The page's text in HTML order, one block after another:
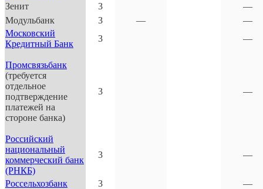
Зенит
3
—
Модульбанк
3 —
—
Московский
Кредитный Банк
3 —
Промсвязьбанк
(требуется
отдельное
подтверждение
платежей на
стороне банка)
3 —
Российский
национальный
коммерческий банк
(РНКБ)
3 —
Россельхозбанк 3
—